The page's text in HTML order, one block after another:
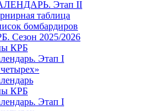
Этап II
таблица
бомбардиров
Сезон 2025/2026
КРБ
Этап I
КРБ
Этап I